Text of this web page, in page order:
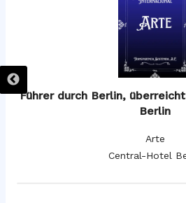
Führer durch Berlin,
Berlin
Arte
Central-Hotel